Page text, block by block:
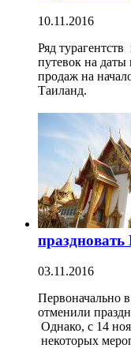
10.11.2016
Ряд
путевок на
продаж на
Таиланд.
03.11.2016
Первоначально
отменили
Однако, с 14
некоторых